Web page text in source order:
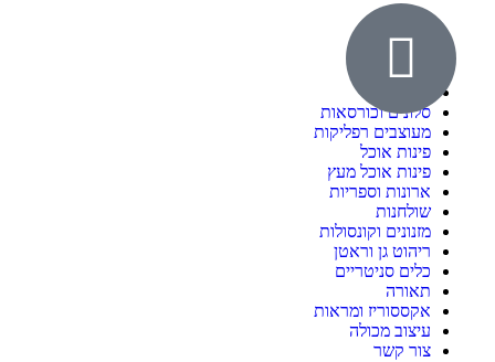
ילדים ונוער
סלונים וכורסאות
מעוצבים רפליקות
פינות אוכל
פינות אוכל מעץ
ארונות וספריות
שולחנות
מזנונים וקונסולות
ריהוט גן וראטן
כלים סניטריים
תאורה
אקססוריז ומראות
עיצוב מכולה
צור קשר